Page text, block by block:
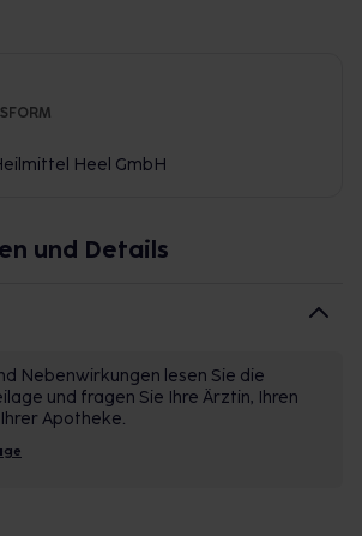
Heel GmbH
und Details
Nebenwirkungen lesen Sie die
und fragen Sie Ihre Ärztin, Ihren
Apotheke.